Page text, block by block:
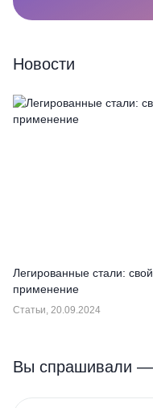
Новости
Легированные стали:
применение
Статьи, 20.09.2024
Вы спрашивали